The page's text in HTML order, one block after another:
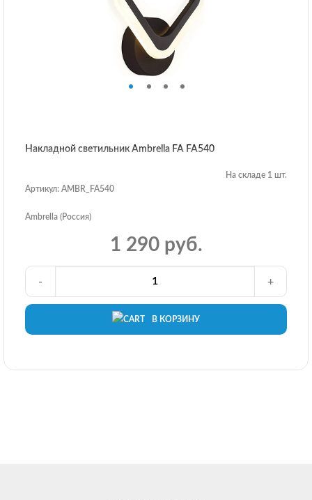
Накладной светильник Ambrella FA FA540
На складе 1 шт.
Артикул: AMBR_FA540
Ambrella (Россия)
1 290 руб.
В КОРЗИНУ
- +